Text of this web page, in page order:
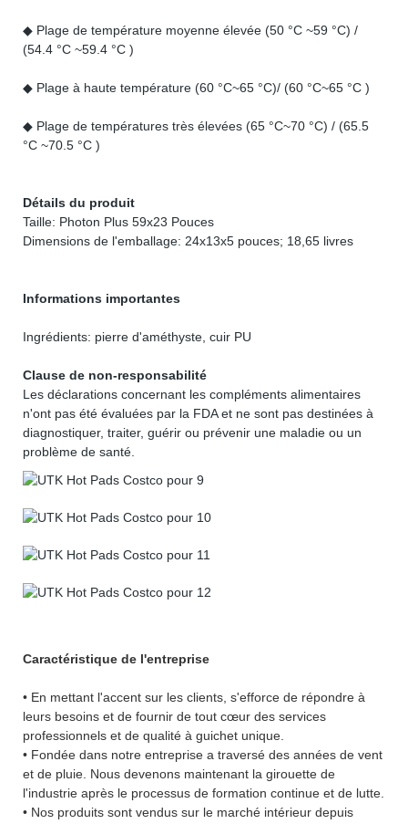
◆ Plage de température moyenne élevée (50 °C ~59 °C) /
(54.4 °C ~59.4 °C )
◆ Plage à haute température (60 °C~65 °C)/ (60 °C~65 °C )
◆ Plage de températures très élevées (65 °C~70 °C) / (65.5
°C ~70.5 °C )
Détails du produit
Taille: Photon Plus 59x23 Pouces
Dimensions de l'emballage: 24x13x5 pouces; 18,65 livres
Informations importantes
Ingrédients: pierre d'améthyste, cuir PU
Clause de non-responsabilité
Les déclarations concernant les compléments alimentaires
n'ont pas été évaluées par la FDA et ne sont pas destinées à
diagnostiquer, traiter, guérir ou prévenir une maladie ou un
problème de santé.
Caractéristique de l'entreprise
• En mettant l'accent sur les clients, s'efforce de répondre à
leurs besoins et de fournir de tout cœur des services
professionnels et de qualité à guichet unique.
• Fondée dans notre entreprise a traversé des années de vent
et de pluie. Nous devenons maintenant la girouette de
l'industrie après le processus de formation continue et de lutte.
• Nos produits sont vendus sur le marché intérieur depuis